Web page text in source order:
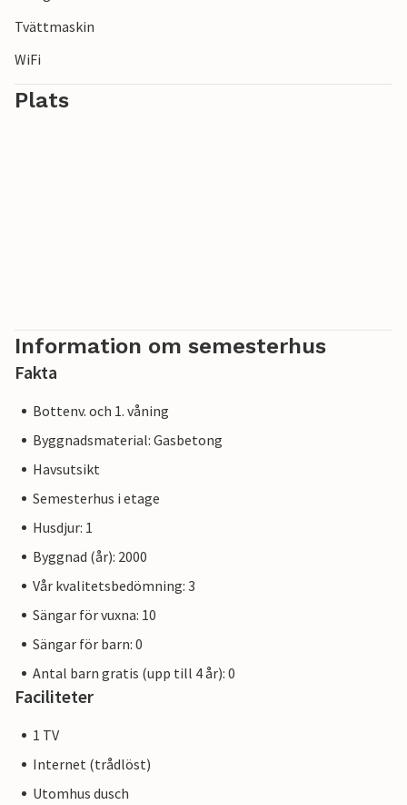
Tvättmaskin
WiFi
Plats
Information om semesterhus
Fakta
Bottenv. och 1. våning
Byggnadsmaterial: Gasbetong
Havsutsikt
Semesterhus i etage
Husdjur: 1
Byggnad (år): 2000
Vår kvalitetsbedömning: 3
Sängar för vuxna: 10
Sängar för barn: 0
Antal barn gratis (upp till 4 år): 0
Faciliteter
1 TV
Internet (trådlöst)
Utomhus dusch